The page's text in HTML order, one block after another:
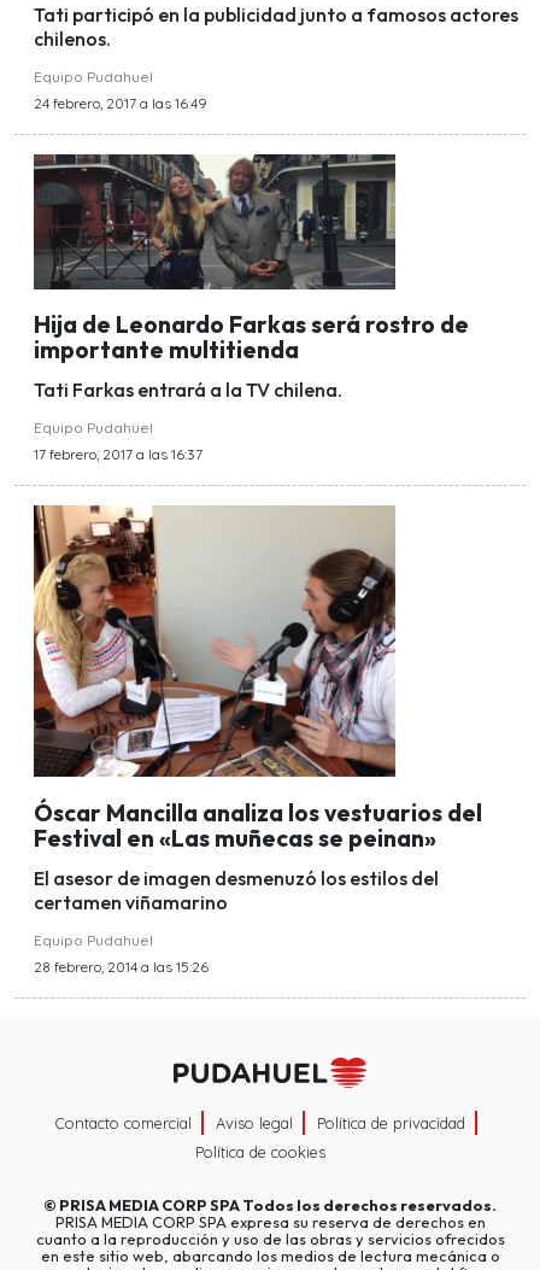
Tati participó en la publicidad junto a famosos actores
chilenos.
Equipo Pudahuel
24 febrero, 2017 a las 16:49
Hija de Leonardo Farkas será rostro de
importante multitienda
Tati Farkas entrará a la TV chilena.
Equipo Pudahuel
17 febrero, 2017 a las 16:37
Óscar Mancilla analiza los vestuarios del
Festival en «Las muñecas se peinan»
El asesor de imagen desmenuzó los estilos del
certamen viñamarino
Equipo Pudahuel
28 febrero, 2014 a las 15:26
Contacto comercial Aviso legal
Política de privacidad
Política de cookies
© PRISA MEDIA CORP SPATodos los derechos reservados.
PRISA MEDIA CORP SPA expresa su reserva de derechos en
cuanto a la reproducción y uso de las obras y servicios ofrecidos
en este sitio web, abarcando los medios de lectura mecánica o